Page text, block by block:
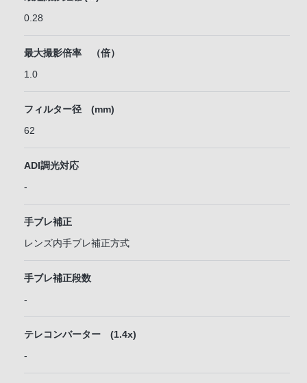
0.28
最大撮影倍率 （倍）
1.0
フィルター径 (mm)
62
ADI調光対応
-
手ブレ補正
レンズ内手ブレ補正方式
手ブレ補正段数
-
テレコンバーター (1.4x)
-